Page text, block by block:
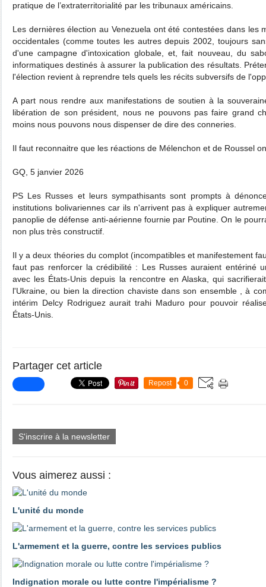
pratique de l’extraterritorialité par les tribunaux américains.
Les dernières élection au Venezuela ont été contestées dans les
occidentales (comme toutes les autres depuis 2002, toujours
d'une campagne d'intoxication globale, et, fait nouveau, du
informatiques destinés à assurer la publication des résultats.
l'élection revient à reprendre tels quels les récits subversifs de
A part nous rendre aux manifestations de soutien à la
libération de son président, nous ne pouvons pas faire grand
moins nous pouvons nous dispenser de dire des conneries.
Il faut reconnaitre que les réactions de Mélenchon et de Roussel
GQ, 5 janvier 2026
PS Les Russes et leurs sympathisants sont prompts à
institutions bolivariennes car ils n'arrivent pas à expliquer
panoplie de défense anti-aérienne fournie par Poutine. On le
non plus très constructif.
Il y a deux théories du complot (incompatibles et manifestement
faut pas renforcer la crédibilité : Les Russes auraient entériné
avec les États-Unis depuis la rencontre en Alaska, qui
l'Ukraine, ou bien la direction chaviste dans son ensemble , à
intérim Delcy Rodriguez aurait trahi Maduro pour pouvoir
États-Unis.
Partager cet article
Repost 0
S'inscrire à la newsletter
Vous aimerez aussi :
L'unité du monde
L'armement et la guerre, contre les services publics
Indignation morale ou lutte contre l'impérialisme ?